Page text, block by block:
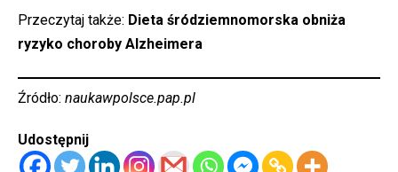
Przeczytaj także: Dieta śródziemnomorska obniża
ryzyko choroby Alzheimera
Źródło: naukawpolsce.pap.pl
Udostępnij